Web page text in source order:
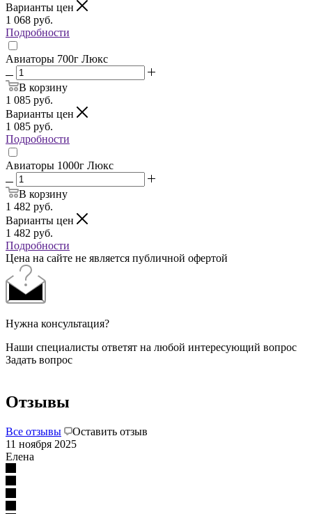
Варианты цен
1 068 руб.
Подробности
Авиаторы 700г Люкс
В корзину
1 085 руб.
Варианты цен
1 085 руб.
Подробности
Авиаторы 1000г Люкс
В корзину
1 482 руб.
Варианты цен
1 482 руб.
Подробности
Цена на сайте не является публичной офертой
Нужна консультация?
Наши специалисты ответят на любой интересующий вопрос
Задать вопрос
Отзывы
Все отзывы
Оставить отзыв
11 ноября 2025
Елена